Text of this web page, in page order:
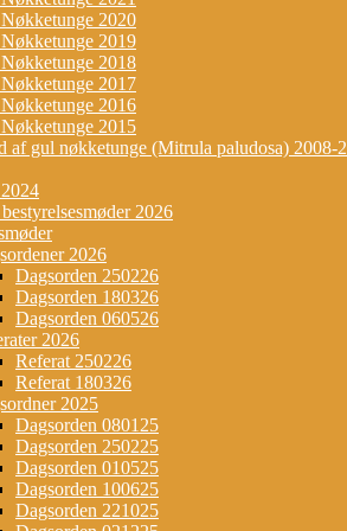
2020
2019
2018
2017
2016
2015
af gul nøkketunge (Mitrula paludosa) 2008-
2026
2026
Dagsorden 250226
Dagsorden 180326
Dagsorden 060526
2026
Referat 250226
Referat 180326
2025
Dagsorden 080125
Dagsorden 250225
Dagsorden 010525
Dagsorden 100625
Dagsorden 221025